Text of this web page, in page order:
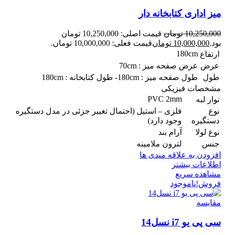
میز اداری کتابخانه دار
10,250,000 تومان
قیمت اصلی: 10,250,000 تومان
بود.10,000,000 تومانقیمت فعلی: 10,000,000 تومان.
ارتفاع 180cm
عرض عرض صفحه میز : 70cm
طول
طول صفحه میز : 180cm- طول کتابخانه : 180cm
مشخصات فیزیکی
نوار لبه
PVC 2mm
نوع
دستگیره
فلزی – استیل (احتمال تغییر جزئی در مدل دستگیره
وجود دارد)
نوع لولا
آرام بند
جنس
لترون ملامینه
افزودن به علاقه مندی ها
اطلاعات بیشتر
مشاهده سریع
فروش!ناموجود
مقایسه
سی پی یو i7 نسل14